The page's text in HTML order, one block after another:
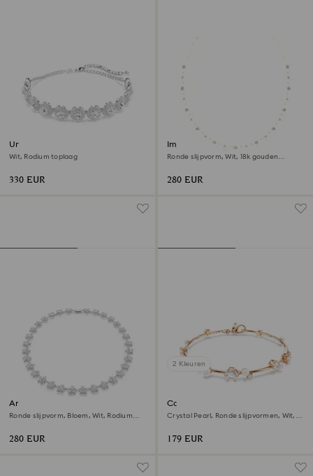
Una Angelic choker
Wit, Rodium toplaag
330 EUR
Imber lange ketting
Ronde slijpvorm, Wit, ‎18k gouden
280 EUR
Ariana Grande x Swarovski
ketting
Ronde slijpvorm, Bloem, Wit, Rodium
280 EUR
2 Kleuren
Constella armband
Crystal Pearl, Ronde slijpvormen, Wit,
179 EUR